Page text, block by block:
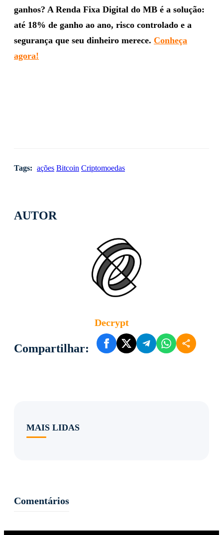
AUTOR
Decrypt
Compartilhar:
ganhos? A Renda Fixa Digital do MB é a solução:
até 18% de ganho ao ano, risco controlado e a
segurança que seu dinheiro merece. Conheça
agora!
Tags: ações Bitcoin Criptomoedas
MAIS LIDAS
Comentários